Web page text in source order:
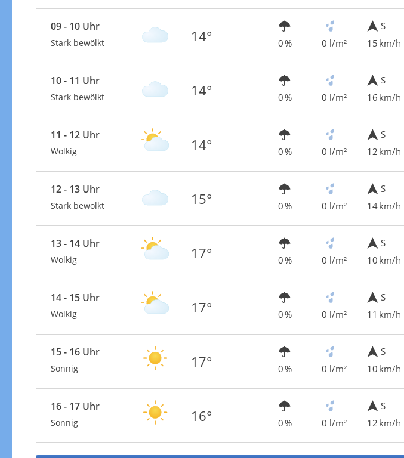
09 - 10 Uhr
Stark bewölkt 14° 0 % 0 l/m²
S
15 km/h
10 - 11 Uhr
Stark bewölkt 14° 0 % 0 l/m²
S
16 km/h
11 - 12 Uhr
Wolkig 14° 0 % 0 l/m²
S
12 km/h
12 - 13 Uhr
Stark bewölkt 15° 0 % 0 l/m²
S
14 km/h
13 - 14 Uhr
Wolkig 17° 0 % 0 l/m²
S
10 km/h
14 - 15 Uhr
Wolkig 17° 0 % 0 l/m²
S
11 km/h
15 - 16 Uhr
Sonnig 17° 0 % 0 l/m²
S
10 km/h
16 - 17 Uhr
Sonnig 16° 0 % 0 l/m²
S
12 km/h